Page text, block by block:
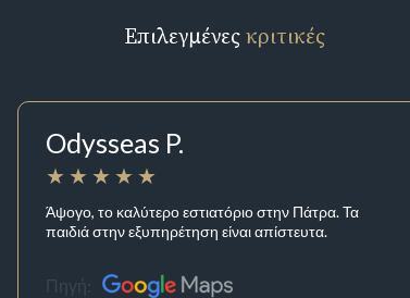
Επιλεγμένεςκριτικές
Odysseas P.
Άψογο, το καλύτερο εστιατόριο στην Πάτρα. Τα
παιδιά στην εξυπηρέτηση είναι απίστευτα.
Πηγή: